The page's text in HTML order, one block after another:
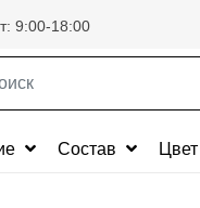
9:00-18:00
Состав Цвет